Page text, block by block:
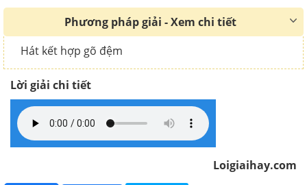
Phương pháp giải - Xem chi tiết
Hát kết hợp gõ đệm
Lời giải chi tiết
Loigiaihay.com